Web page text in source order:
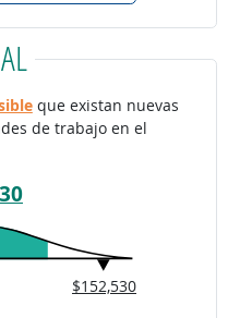
que existan nuevas
de trabajo en el
$152,530